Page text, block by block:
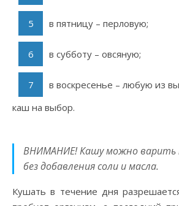
в пятницу – перловую;
в субботу – овсяную;
в воскресенье – любую из
каш на выбор.
ВНИМАНИЕ! Кашу можно варить
без добавления соли и масла.
Кушать в течение дня